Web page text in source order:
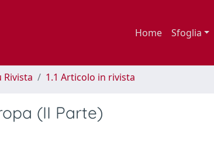
Home Sfoglia
1.1 Articolo in rivista
(II Parte)